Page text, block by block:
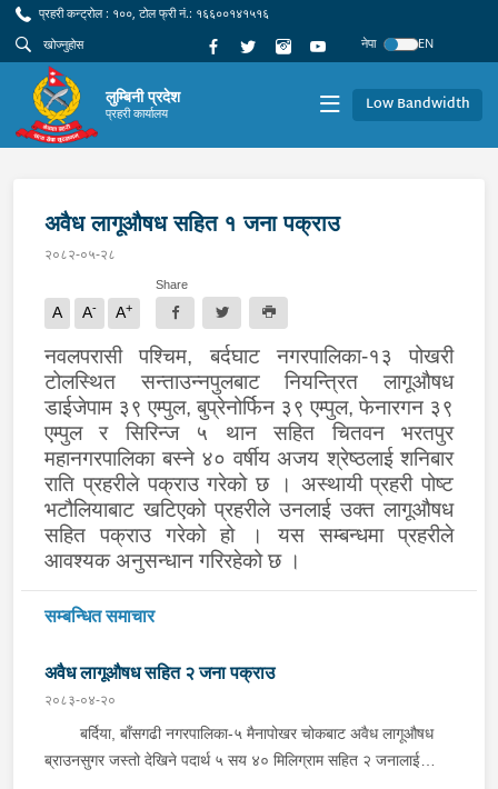
प्रहरी कन्ट्रोल : १००, टोल फ्री नं.: १६६००१४१५१६
नेपा
EN
लुम्बिनी प्रदेश
प्रहरी कार्यालय Low Bandwidth
अवैध लागूऔषध सहित १ जना पक्राउ
२०८२-०५-२८
A A- A+
Share
नवलपरासी पश्चिम, बर्दघाट नगरपालिका-१३ पोखरी
टोलस्थित सन्ताउन्नपुलबाट नियन्त्रित लागूऔषध
डाईजेपाम ३९ एम्पुल, बुप्रेनोर्फिन ३९ एम्पुल, फेनारगन ३९
एम्पुल र सिरिन्ज ५ थान सहित चितवन भरतपुर
महानगरपालिका बस्ने ४० वर्षीय अजय श्रेष्ठलाई शनिबार
राति प्रहरीले पक्राउ गरेको छ । अस्थायी प्रहरी पोष्ट
भटौलियाबाट खटिएको प्रहरीले उनलाई उक्त लागूऔषध
सहित पक्राउ गरेको हो ।यस सम्बन्धमा प्रहरीले
आवश्यक अनुसन्धान गरिरहेको छ ।
सम्बन्धित समाचार
अवैध लागूऔषध सहित २ जना पक्राउ
२०८३-०४-२०
बर्दिया, बाँसगढी नगरपालिका-५ मैनापोखर चोकबाट अवैध लागूऔषध
ब्राउनसुगर जस्तो देखिने पदार्थ ५ सय ४० मिलिग्राम सहित २ जनालाई